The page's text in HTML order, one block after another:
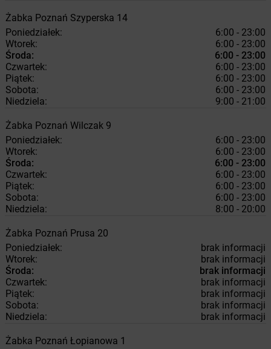
Żabka Poznań Szyperska 14
Poniedziałek:
6:00 - 23:00
Wtorek:
6:00 - 23:00
Środa:
6:00 - 23:00
Czwartek:
6:00 - 23:00
Piątek:
6:00 - 23:00
Sobota:
6:00 - 23:00
Niedziela:
9:00 - 21:00
Żabka Poznań Wilczak 9
Poniedziałek:
6:00 - 23:00
Wtorek:
6:00 - 23:00
Środa:
6:00 - 23:00
Czwartek:
6:00 - 23:00
Piątek:
6:00 - 23:00
Sobota:
6:00 - 23:00
Niedziela:
8:00 - 20:00
Żabka Poznań Prusa 20
Poniedziałek:
brak informacji
Wtorek:
brak informacji
Środa:
brak informacji
Czwartek:
brak informacji
Piątek:
brak informacji
Sobota:
brak informacji
Niedziela:
brak informacji
Żabka Poznań Łopianowa 1